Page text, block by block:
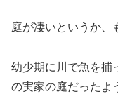
庭が凄いというか、
幼少期に川で魚を捕
の実家の庭だったよ